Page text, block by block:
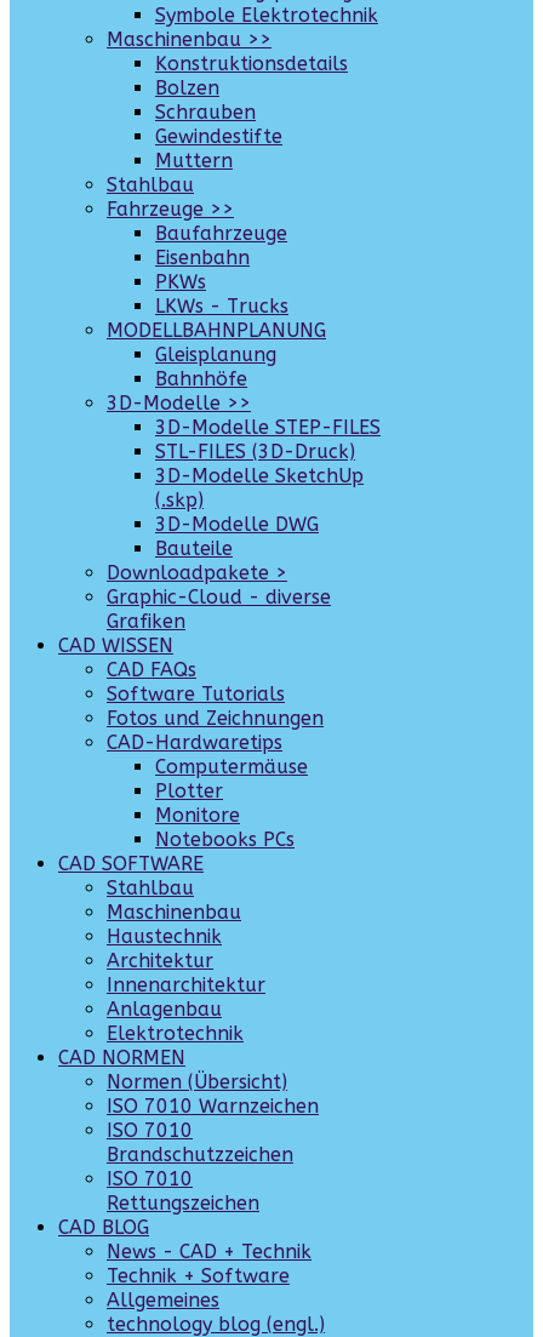
Symbole Elektrotechnik
Maschinenbau >>
Konstruktionsdetails
Bolzen
Schrauben
Gewindestifte
Muttern
Stahlbau
Fahrzeuge >>
Baufahrzeuge
Eisenbahn
PKWs
LKWs - Trucks
MODELLBAHNPLANUNG
Gleisplanung
Bahnhöfe
3D-Modelle >>
3D-Modelle STEP-FILES
STL-FILES (3D-Druck)
3D-Modelle SketchUp
(.skp)
3D-Modelle DWG
Bauteile
Downloadpakete >
Graphic-Cloud - diverse
Grafiken
CAD WISSEN
CAD FAQs
Software Tutorials
Fotos und Zeichnungen
CAD-Hardwaretips
Computermäuse
Plotter
Monitore
Notebooks PCs
CAD SOFTWARE
Stahlbau
Maschinenbau
Haustechnik
Architektur
Innenarchitektur
Anlagenbau
Elektrotechnik
CAD NORMEN
Normen (Übersicht)
ISO 7010 Warnzeichen
ISO 7010
Brandschutzzeichen
ISO 7010
Rettungszeichen
CAD BLOG
News - CAD + Technik
Technik + Software
Allgemeines
technology blog (engl.)